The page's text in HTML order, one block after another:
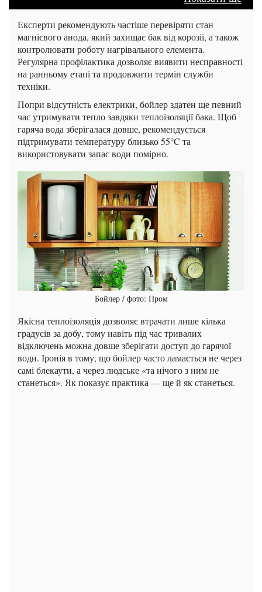
Експерти рекомендують частіше перевіряти стан
магнієвого анода, який захищає бак від корозії, а також
контролювати роботу нагрівального елемента.
Регулярна профілактика дозволяє виявити несправності
на ранньому етапі та продовжити термін служби
техніки.
Попри відсутність електрики, бойлер здатен ще певний
час утримувати тепло завдяки теплоізоляції бака. Щоб
гаряча вода зберігалася довше, рекомендується
підтримувати температуру близько 55°C та
використовувати запас води помірно.
Бойлер / фото: Пром
Якісна теплоізоляція дозволяє втрачати лише кілька
градусів за добу, тому навіть під час тривалих
відключень можна довше зберігати доступ до гарячої
води. Іронія в тому, що бойлер часто ламається не через
самі блекаути, а через людське «та нічого з ним не
станеться». Як показує практика — ще й як станеться.